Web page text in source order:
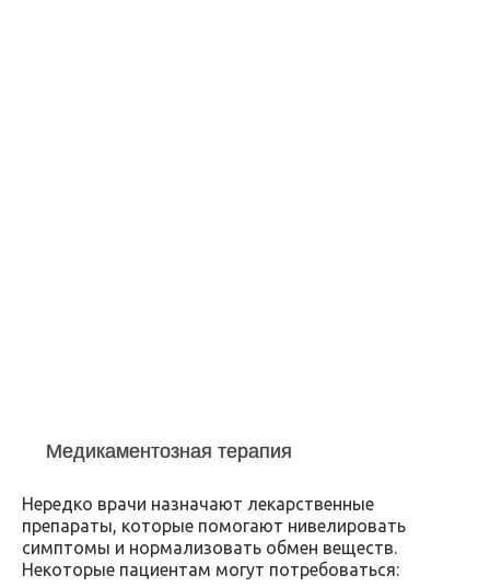
Медикаментозная терапия
Нередко врачи назначают лекарственные
препараты, которые помогают нивелировать
симптомы и нормализовать обмен веществ.
Некоторые пациентам могут потребоваться: